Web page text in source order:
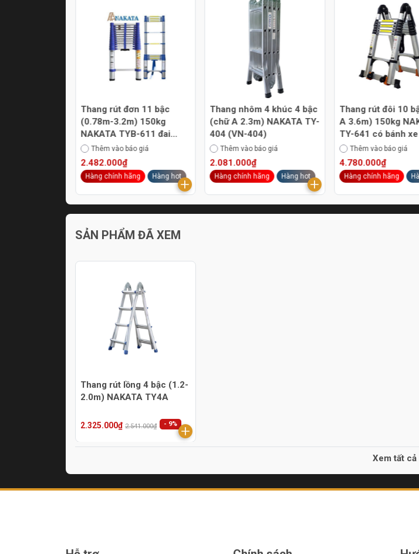
Thang rút đơn 11 bậc
(0.78m-3.2m) 150kg
NAKATA TYB-611 đai
xanhThêm vào báo giá
2.482.000₫
Hàng chính hãng Hàng hot
Thang nhôm 4 khúc 4 bậc
(chữ A 2.3m) NAKATA TY-
404 (VN-404)
Thêm vào báo giá
2.081.000₫
Hàng chính hãng Hàng hot
Thang rút đôi 10
A 3.6m) 150kg
TY-641 có bánh
Thêm vào báo giá
4.780.000₫
Hàng chính hãng
SẢN PHẨM ĐÃ XEM
Thang rút lồng 4 bậc (1.2-
2.0m) NAKATA TY4A
2.325.000₫ 2.541.000₫ - 9%
Xem tất cả